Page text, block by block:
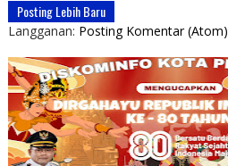
Posting Lebih Baru
Langganan: Posting Komentar (Atom)